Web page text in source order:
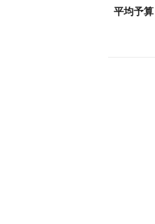
平均予算